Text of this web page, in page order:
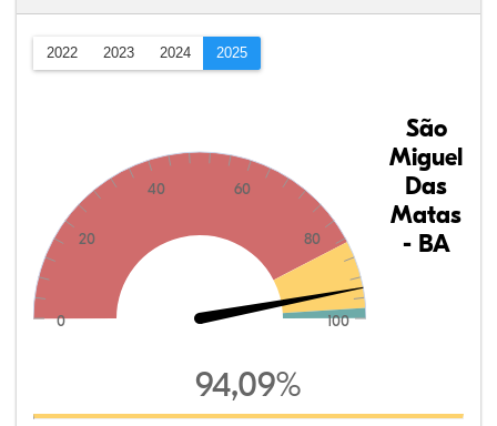
2022 2023 2024 2025
0
20
40 60
80
100
São
Miguel
Das
Matas
- BA
94,09%